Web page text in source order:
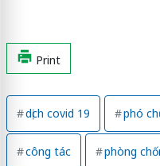
Print
dịch covid 19 phó
công tác phòng